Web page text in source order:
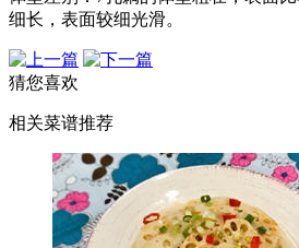
细长，表面较细光滑。
猜您喜欢
相关菜谱推荐